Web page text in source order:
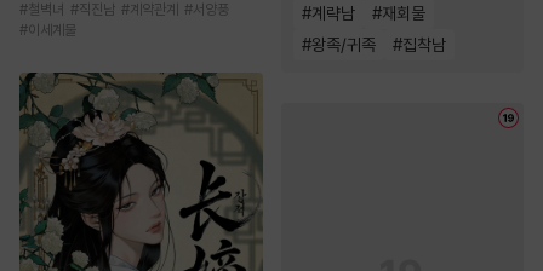
#철벽녀 #직진남 # 계약관계 #서양풍
#이세계물
#계략남 #재회물
#왕족/귀족 #집착남